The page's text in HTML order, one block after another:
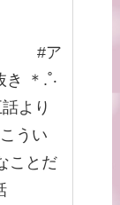
#ア
＊.˚‧
より
こうい
ことだ